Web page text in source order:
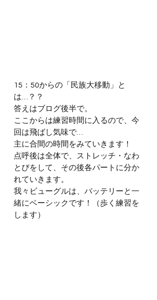
15：50からの「民族大移動」と
は…？？
答えはブログ後半で。
ここからは練習時間に入るので、今
回は飛ばし気味で…
主に合間の時間をみていきます！
点呼後は全体で、ストレッチ・なわ
とびをして、その後各パートに分か
れていきます。
我々ビューグルは、バッテリーと一
緒にベーシックです！（歩く練習を
します）